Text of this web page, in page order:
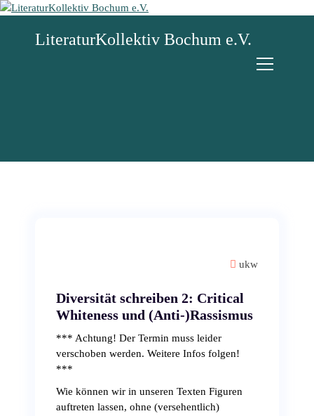
Z
p
LiteraturKollektiv Bochum e.V.
ukw
Diversität schreiben 2: Critical
Whiteness und (Anti-)Rassismus
*** Achtung! Der Termin muss leider
verschoben werden. Weitere Infos folgen!
***
Wie können wir in unseren Texten Figuren
auftreten lassen, ohne (versehentlich)